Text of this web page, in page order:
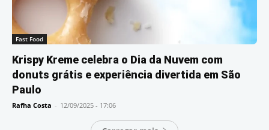
Fast Food
Krispy Kreme celebra o Dia da Nuvem com
donuts grátis e experiência divertida em São
Paulo
Rafha Costa - 12/09/2025 - 17:06